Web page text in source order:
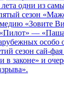
лета одни из
сезон
«Зовите
«Пилот» —
особо
сезон сай-
в законе» и